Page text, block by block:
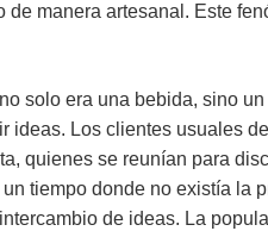
de manera artesanal. Este
solo era una bebida, sino
ideas. Los clientes usuales
quienes se reunían para
tiempo donde no existía la
de ideas. La